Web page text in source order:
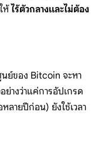
ห้ไร้ตัวกลางและไม่ต้อง
ย์ของ Bitcoin จะหา
างว่าแค่การอัปเกรด
ลายปีก่อน) ยังใช้เวลา